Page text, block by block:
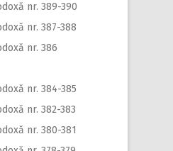
nr. 389-390
nr. 387-388
nr. 386
nr. 384-385
nr. 382-383
nr. 380-381